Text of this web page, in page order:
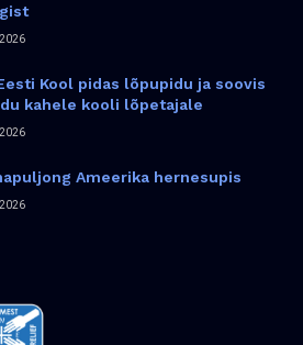
Kool pidas lõpupidu ja soovis
kahele kooli lõpetajale
Ameerika hernesupis